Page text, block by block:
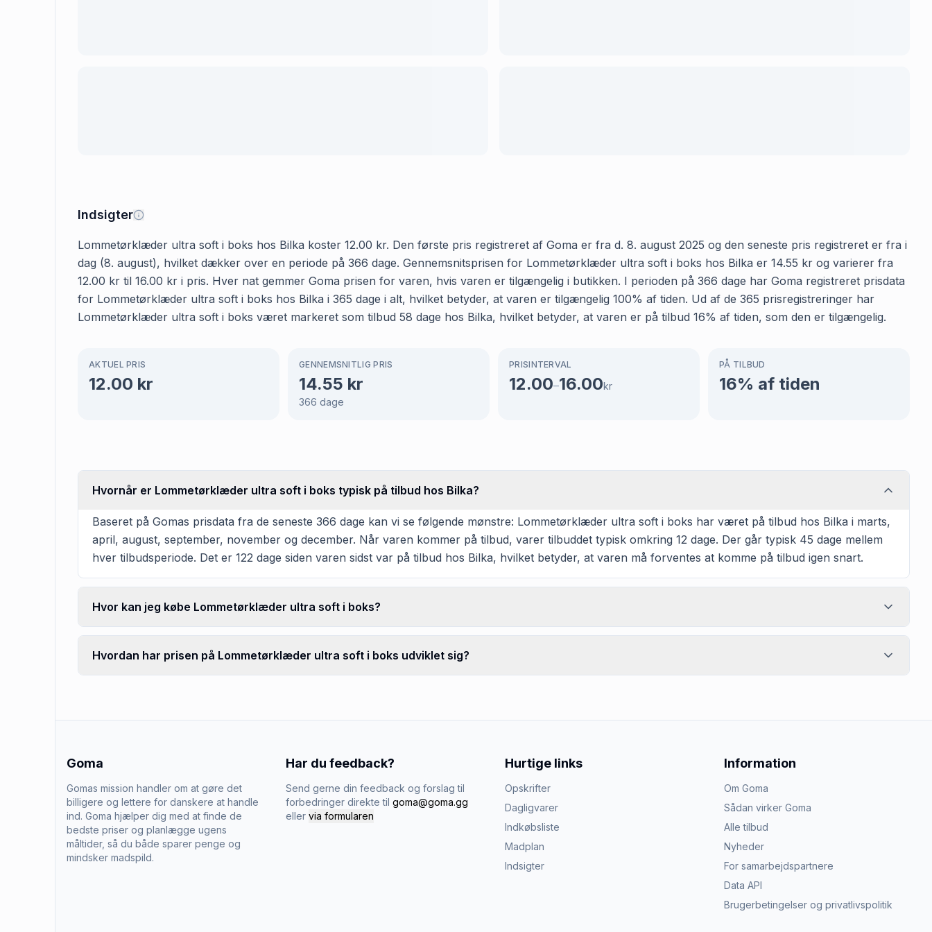
Indsigter
Lommetørklæder ultra soft i boks hos Bilka koster 12.00 kr. Den første pris registreret af Goma er fra d. 8. august 2025 og den seneste pris registreret er fra i
dag (8. august), hvilket dækker over en periode på 366 dage. Gennemsnitsprisen for Lommetørklæder ultra soft i boks hos Bilka er 14.55 kr og varierer fra
12.00 kr til 16.00 kr i pris. Hver nat gemmer Goma prisen for varen, hvis varen er tilgængelig i butikken. I perioden på 366 dage har Goma registreret prisdata
for Lommetørklæder ultra soft i boks hos Bilka i 365 dage i alt, hvilket betyder, at varen er tilgængelig 100% af tiden. Ud af de 365 prisregistreringer har
Lommetørklæder ultra soft i boks været markeret som tilbud 58 dage hos Bilka, hvilket betyder, at varen er på tilbud 16% af tiden, som den er tilgængelig.
AKTUEL PRIS
12.00 kr
GENNEMSNITLIG PRIS
14.55 kr
366 dage
PRISINTERVAL
12.00–16.00kr
PÅ TILBUD
16% af tiden
Hvornår er Lommetørklæder ultra soft i boks typisk på tilbud hos Bilka?
Baseret på Gomas prisdata fra de seneste 366 dage kan vi se følgende mønstre: Lommetørklæder ultra soft i boks har været på tilbud hos Bilka i marts,
april, august, september, november og december. Når varen kommer på tilbud, varer tilbuddet typisk omkring 12 dage. Der går typisk 45 dage mellem
hver tilbudsperiode. Det er 122 dage siden varen sidst var på tilbud hos Bilka, hvilket betyder, at varen må forventes at komme på tilbud igen snart.
Hvor kan jeg købe Lommetørklæder ultra soft i boks?
Hvordan har prisen på Lommetørklæder ultra soft i boks udviklet sig?
Goma
Gomas mission handler om at gøre det
billigere og lettere for danskere at handle
ind. Goma hjælper dig med at finde de
bedste priser og planlægge ugens
måltider, så du både sparer penge og
mindsker madspild.
Har du feedback?
Send gerne din feedback og forslag til
forbedringer direkte til goma@goma.gg
eller via formularen
Hurtige links
Opskrifter
Dagligvarer
Indkøbsliste
Madplan
Indsigter
Information
Om Goma
Sådan virker Goma
Alle tilbud
Nyheder
For samarbejdspartnere
Data API
Brugerbetingelser og privatlivspolitik